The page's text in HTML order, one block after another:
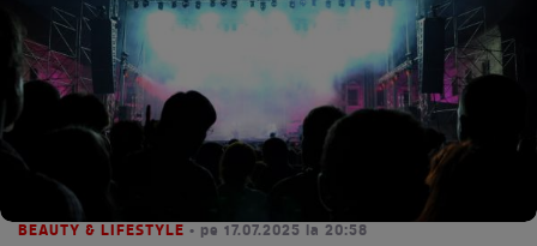
BEAUTY & LIFESTYLE • pe 17.07.2025 la 20:58